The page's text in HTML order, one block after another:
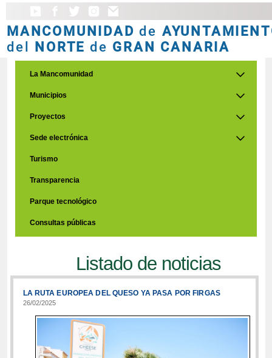
MANCOMUNIDAD de
del NORTE de GRAN CANARIA
La Mancomunidad
Municipios
Proyectos
Sede electrónica
Turismo
Transparencia
Parque tecnológico
Consultas públicas
Listado de noticias
LA RUTA EUROPEA DEL QUESO YA PASA POR FIRGAS
26/02/2025